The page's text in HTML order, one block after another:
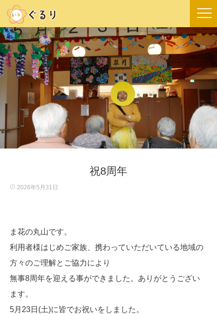
祝8周年
2026年5月31日
ま花の丸山です。
利用者様はじめご家族、携わっていただいている地域の
方々のご理解とご協力により
無事8周年を迎える事ができました。ありがとうござい
ます。
5月23日(土)に皆でお祝いをしました。